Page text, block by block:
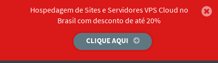
Hospedagem de Sites e Servidores VPS Cloud no
Brasil com desconto de até 20%
CLIQUE AQUI